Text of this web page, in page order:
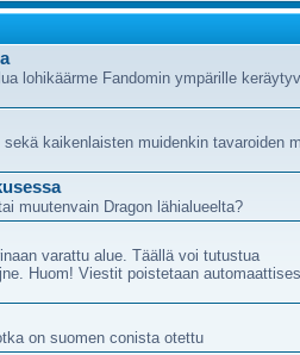
lohikäärme Fandomin ympärille
sekä kaikenlaisten muidenkin tavaroiden
muutenvain Dragon lähialueelta?
varattu alue. Täällä voi tutustua
Huom! Viestit poistetaan
on suomen conista otettu